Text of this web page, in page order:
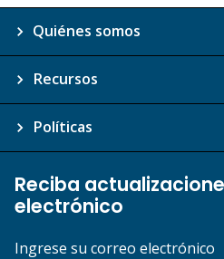
Quiénes somos
Recursos
Políticas
Reciba
electrónico
Ingrese su correo electrónico